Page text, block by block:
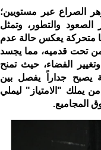
الصراع عبر مستويين؛
الصعود والتطور، وتمثل
متحركة يعكس حالة عدم
من تحت قدميه، مما يجسد
الفضاء، حيث تمنح
يصبح جداراً يفصل بين
"الامتياز" ليملي
المجاميع.